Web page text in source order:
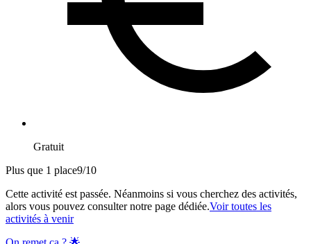
Gratuit
Plus que 1 place9/10
Cette activité est passée. Néanmoins si vous cherchez des activités,
alors vous pouvez consulter notre page dédiée.Voir toutes les
activités à venir